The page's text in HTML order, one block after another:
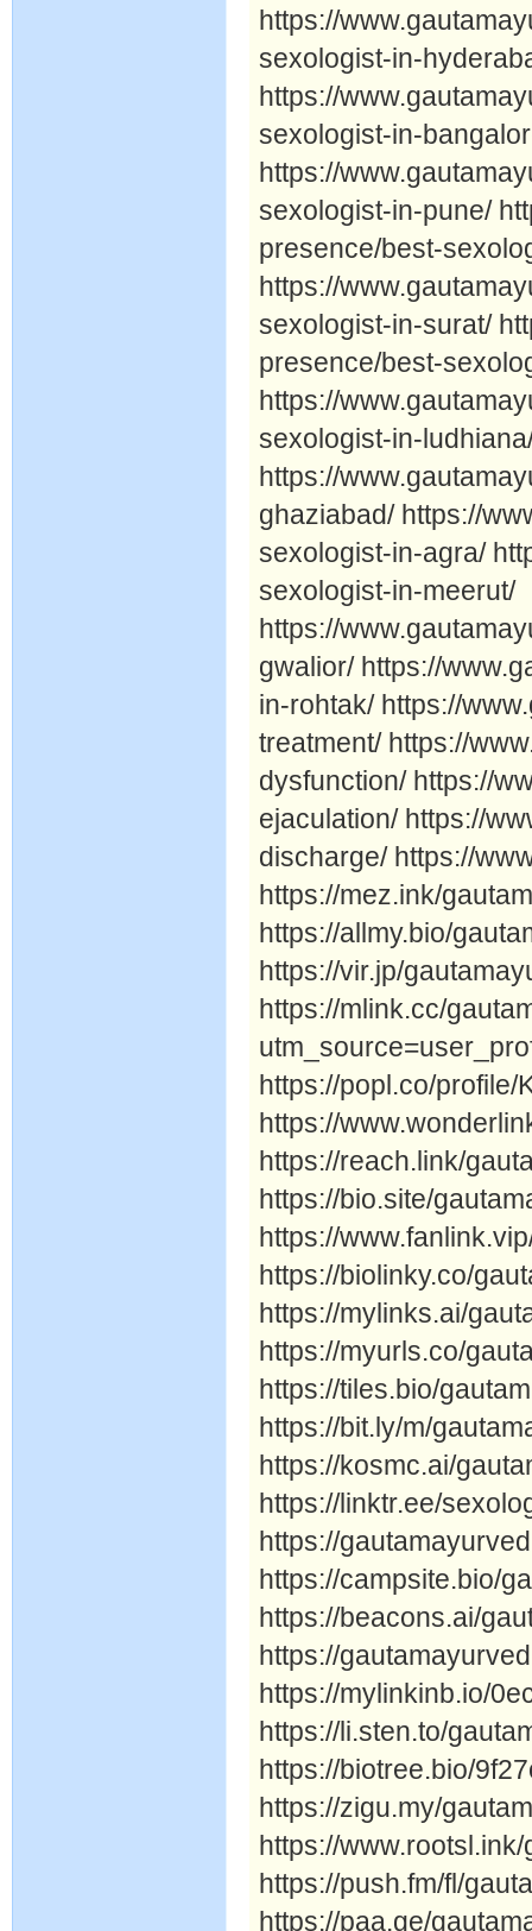
https://
sexologist-in-
https://
sexologist-in-
https://
sexologist-in-pune/
presence/best-
https://
sexologist-in-surat/
presence/best-
https://
sexologist-in-
https://
ghaziabad/ https://
sexologist-in-agra/
sexologist-in-meerut/
https://
gwalior/ https://
in-rohtak/ https://
treatment/ https://
dysfunction/ https://
ejaculation/ https://
discharge/ https://
https://mez.ink/
https://allmy.bio/
https://vir.jp/
https://mlink.cc/
https://popl.co/profile/
https://
https://reach.link/
https://bio.site/
https://
https://biolinky.co/
https://mylinks.ai/
https://myurls.co/
https://tiles.bio/
https://bit.ly/m/
https://kosmc.ai/
https://linktr.ee/
https://
https://campsite.bio/
https://beacons.ai/
https://
https://mylinkinb.io/
https://li.sten.to/
https://biotree.bio/
https://zigu.my/
https://
https://push.fm/fl/
https://paa.ge/